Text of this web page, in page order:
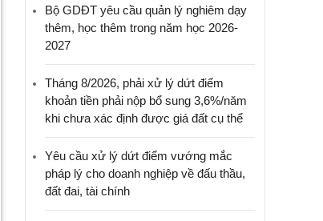
Bộ GDĐT yêu cầu quản lý nghiêm dạy
thêm, học thêm trong năm học 2026-
2027
Tháng 8/2026, phải xử lý dứt điểm
khoản tiền phải nộp bổ sung 3,6%/năm
khi chưa xác định được giá đất cụ thể
Yêu cầu xử lý dứt điểm vướng mắc
pháp lý cho doanh nghiệp về đấu thầu,
đất đai, tài chính